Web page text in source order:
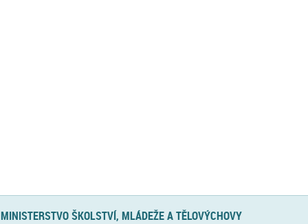
MINISTERSTVO ŠKOLSTVÍ, MLÁDEŽE A TĚLOVÝCHOVY